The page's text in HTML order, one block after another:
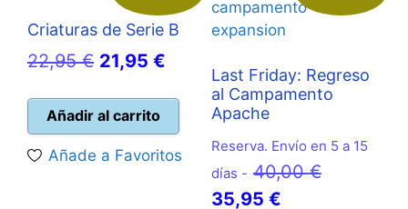
Criaturas de Serie B
22,95€ El
original
era:
22,95 €.
21,95 €
precio
actual
es:
21,95 €.
Añadir al carrito
Añade a Favoritos
Last Friday: Regreso
al Campamento
Apache
Reserva. Envío en 5 a 15
días - 40,00€El
35,95 €El